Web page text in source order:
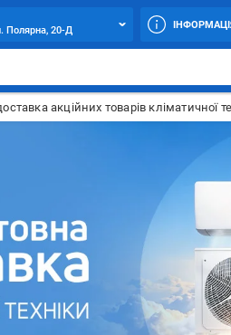
Полярна, 20-Д
акційних товарів кліматичної